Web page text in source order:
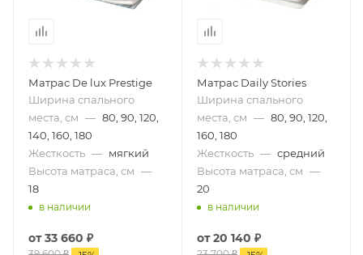
Матрас De lux Prestige
Ширина спального
места, см — 80, 90, 120,
140, 160, 180
Жесткость — мягкий
Высота матраса, см —
18
в наличии
от33 660 ₽
Матрас Daily Stories
Ширина спального
места, см — 80, 90, 120,
160, 180
Жесткость — средний
Высота матраса, см —
20
в наличии
от20 140 ₽